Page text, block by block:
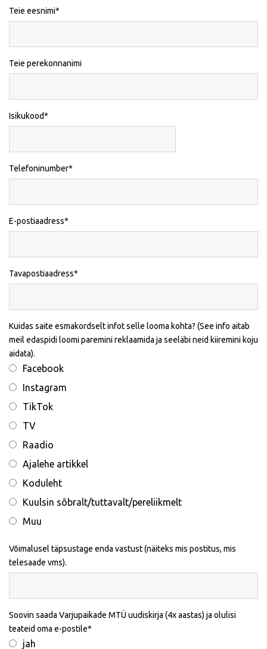
Teie eesnimi
Teie perekonnanimi
Isikukood
Telefoninumber
E-postiaadress
Tavapostiaadress
Kuidas saite esmakordselt infot selle looma kohta? (See info aitab
meil edaspidi loomi paremini reklaamida ja seeläbi neid kiiremini koju
aidata).
Facebook
Instagram
TikTok
TV
Raadio
Ajalehe artikkel
Koduleht
Kuulsin sõbralt/tuttavalt/pereliikmelt
Muu
Võimalusel täpsustage enda vastust (näiteks mis postitus, mis
telesaade vms).
Soovin saada Varjupaikade MTÜ uudiskirja (4x aastas) ja olulisi
teateid oma e-postile
jah